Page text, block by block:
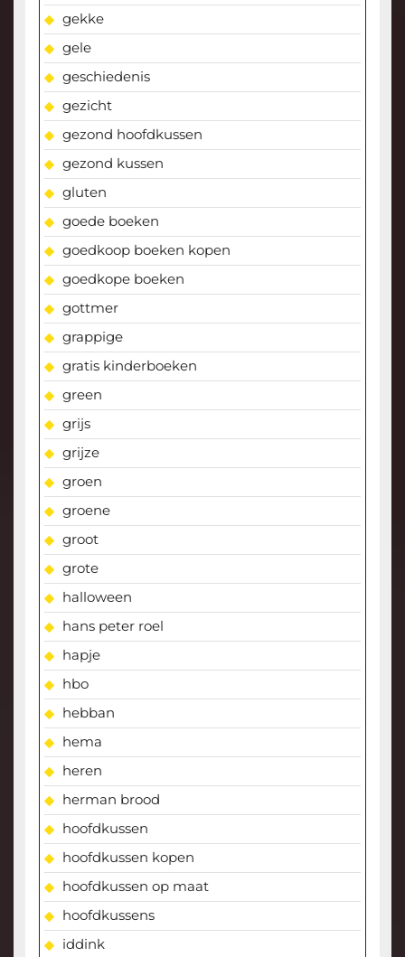
gekke
gele
geschiedenis
gezicht
gezond hoofdkussen
gezond kussen
gluten
goede boeken
goedkoop boeken kopen
goedkope boeken
gottmer
grappige
gratis kinderboeken
green
grijs
grijze
groen
groene
groot
grote
halloween
hans peter roel
hapje
hbo
hebban
hema
heren
herman brood
hoofdkussen
hoofdkussen kopen
hoofdkussen op maat
hoofdkussens
iddink